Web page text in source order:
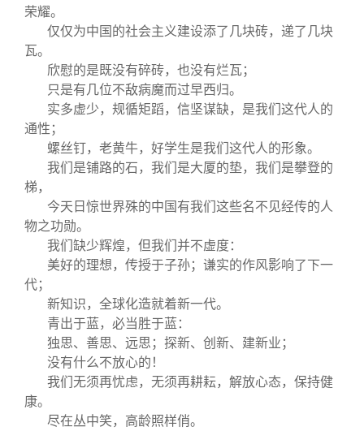
终身学习
信息化服务
校友总会
总会简介
联系我们
关闭
荣耀。
仅仅为中国的社会主义建设添了几块砖，递了几块
瓦。
欣慰的是既没有碎砖，也没有烂瓦；
只是有几位不敌病魔而过早西归。
实多虚少，规循矩蹈，信坚谋缺，是我们这代人的
通性；
螺丝钉，老黄牛，好学生是我们这代人的形象。
我们是铺路的石，我们是大厦的垫，我们是攀登的
梯，
今天日惊世界殊的中国有我们这些名不见经传的人
物之功勋。
我们缺少辉煌，但我们并不虚度：
美好的理想，传授于子孙；谦实的作风影响了下一
代；
新知识，全球化造就着新一代。
青出于蓝，必当胜于蓝：
独思、善思、远思；探新、创新、建新业；
没有什么不放心的！
我们无须再忧虑，无须再耕耘，解放心态，保持健
康。
尽在丛中笑，高龄照样俏。